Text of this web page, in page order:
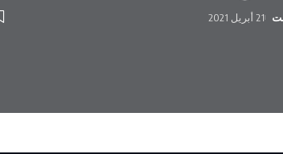
21 أبريل 2021